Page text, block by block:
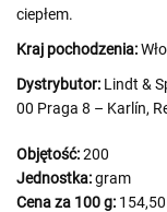
ciepłem.
Kraj pochodzenia:
Dystrybutor: Lindt &
00 Praga 8 – Karlín,
Objętość:200
Jednostka:gram
Cena za 100 g: